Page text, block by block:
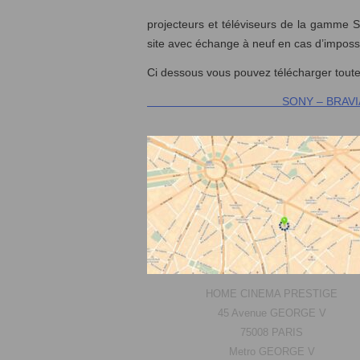
projecteurs et téléviseurs de la gamme
site avec échange à neuf en cas
Ci dessous vous pouvez télécharger
SONY – BRAVIA PRO
HOME CINEMA PRESTIGE
45 Avenue GEORGE V
75008 PARIS
Metro GEORGE V